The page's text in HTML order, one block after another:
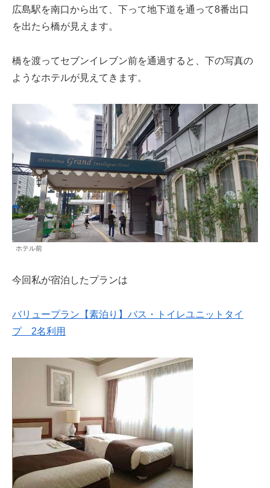
広島駅を南口から出て、下って地下道を通って8番出口
を出たら橋が見えます。
橋を渡ってセブンイレブン前を通過すると、下の写真の
ようなホテルが見えてきます。
ホテル前
今回私が宿泊したプランは
バリュープラン【素泊り】バス・トイレユニットタイ
プ 2名利用